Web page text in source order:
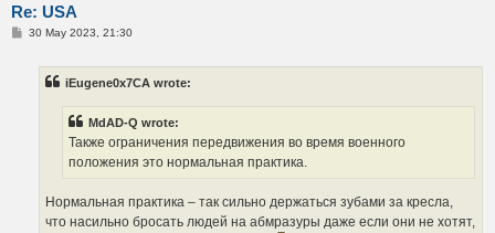
Re: USA
P30 May 2023, 21:30
iEugene0x7CA wrote:
MdAD-Q wrote:
Также ограничения передвижения во время военного
положения это нормальная практика.
Нормальная практика – так сильно держаться зубами за кресла,
что насильно бросать людей на абмразуры даже если они не хотят,